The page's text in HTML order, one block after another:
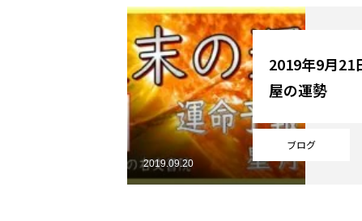
YouTube
Online Store
ブログ
2019年9月21
屋の運勢
2019.09.20